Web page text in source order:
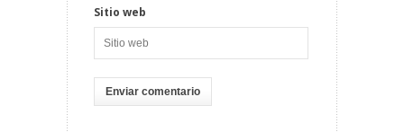
Sitio web